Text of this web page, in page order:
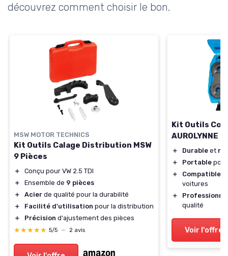
découvrez comment choisir le bon.
MSW MOTOR TECHNICS
Kit Outils Calage Distribution MSW
9 Pièces
＋
Conçu pour VW 2.5 TDI
＋
Ensemble de 9 pièces
＋
Acier de qualité pour la durabilité
＋
Facilité d'utilisation pour la distribution
＋
Précision d'ajustement des pièces
★★★★★
★★★★★ 5/5 — 2 avis
Kit Outils
AUROLYNNE
＋ Durable et
＋
Portable
＋
Compatible
voitures
＋
qualité
Voir l'offre